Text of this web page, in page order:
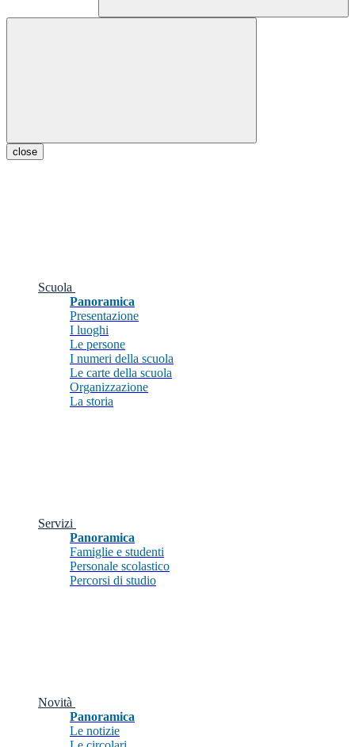
close
Scuola
Panoramica
Presentazione
I luoghi
Le persone
I numeri della scuola
Le carte della scuola
Organizzazione
La storia
Servizi
Panoramica
Famiglie e studenti
Personale scolastico
Percorsi di studio
Novità
Panoramica
Le notizie